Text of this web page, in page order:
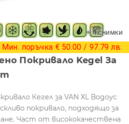
+ 4 снимки
поръчка € 50.00 / 97.79 лв.
Покривало Kegel За
Кегел за VAN ХL Водоус
покривало, подходящо за
Част от висококачествена